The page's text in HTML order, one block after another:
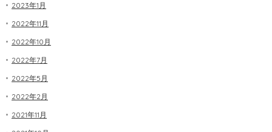
2023年1月
2022年11月
2022年10月
2022年7月
2022年5月
2022年2月
2021年11月